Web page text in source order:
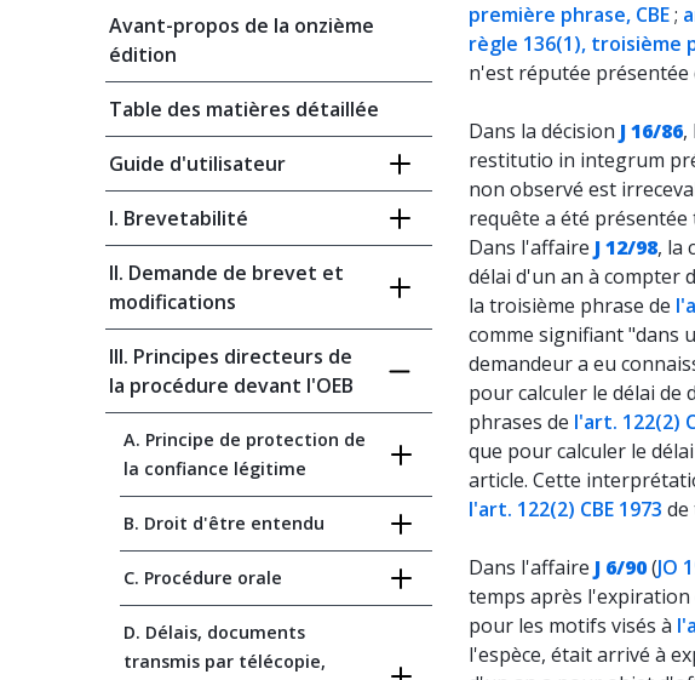
Avant-propos de la onzième
édition
Table des matières détaillée
Guide d'utilisateur
I. Brevetabilité
II. Demande de brevet et
modifications
III. Principes directeurs de
la procédure devant l'OEB
A. Principe de protection de
la confiance légitime
B. Droit d'être entendu
C. Procédure orale
D. Délais, documents
transmis par télécopie,
première phrase, CBE;
règle 136(1), troisième
n'est réputée présentée
Dans la décision J 16/86,
restitutio in integrum
non observé est
requête a été présentée
Dans l'affaire J 12/98, la
délai d'un an à compter
la troisième phrase de
comme signifiant "dans
demandeur a eu
pour calculer le délai de
phrases de l'art. 122(2)
que pour calculer le
article. Cette
l'art. 122(2) CBE 1973
Dans l'affaire J 6/90(JO
temps après l'expiration
pour les motifs visés à
l'espèce, était arrivé à